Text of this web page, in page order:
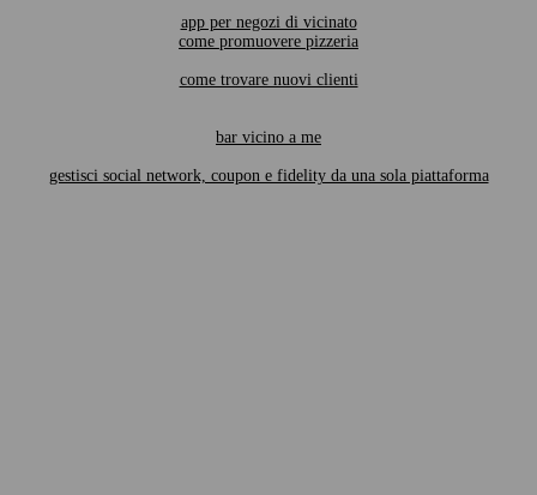
app per negozi di vicinato
come promuovere pizzeria
come trovare nuovi clienti
bar vicino a me
gestisci social network, coupon e fidelity da una sola piattaforma